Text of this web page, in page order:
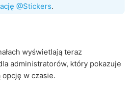
@Stickers.
wyświetlają teraz
administratorów, który pokazuje
opcję w czasie.